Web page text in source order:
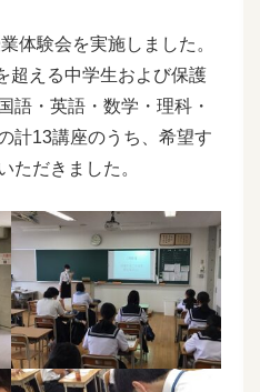
体験会を実施しました。
超える中学生および保護
語・英語・数学・理科・
計13講座のうち、希望す
ただきました。